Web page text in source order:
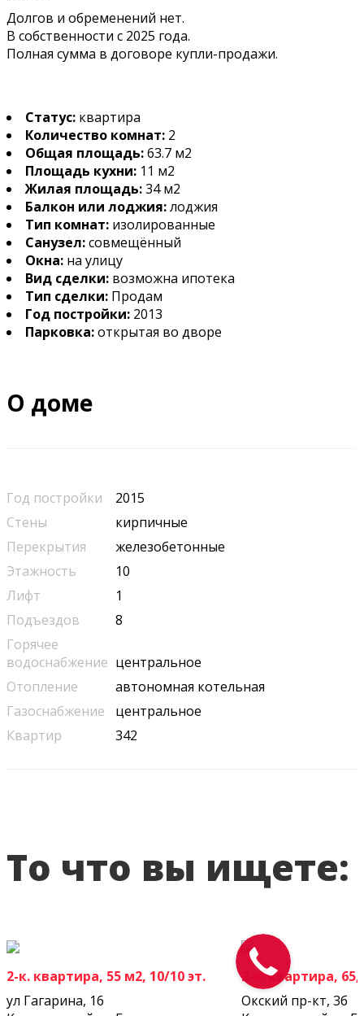
Долгов и обременений нет.
В собственности с 2025 года.
Полная сумма в договоре купли-продажи.
Статус: квартира
Количество комнат: 2
Общая площадь:63.7 м2
Площадь кухни: 11 м2
Жилая площадь:34 м2
Балкон или лоджия:лоджия
Тип комнат: изолированные
Санузел:совмещённый
Окна: на улицу
Вид сделки: возможна ипотека
Тип сделки: Продам
Год постройки: 2013
Парковка:открытая во дворе
О доме
Год постройки
2015
Стены
кирпичные
Перекрытия
железобетонные
Этажность
10
Лифт
1
Подъездов
8
Горячее
водоснабжение центральное
Отопление
автономная котельная
Газоснабжение
центральное
Квартир
342
То что вы ищете:
2-к. квартира, 55 м2, 10/10 эт.
ул Гагарина, 16
2-к. квартира,
Окский пр-кт, 3б